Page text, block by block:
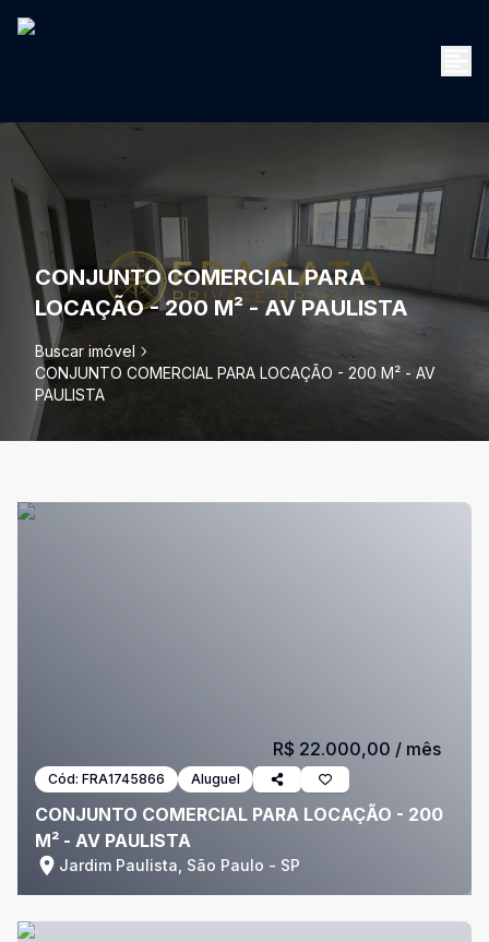
CONJUNTO COMERCIAL PARA
LOCAÇÃO - 200 M² - AV PAULISTA
Buscar imóvel
CONJUNTO COMERCIAL PARA LOCAÇÃO - 200 M² - AV
PAULISTA
Cód: FRA1745866 Aluguel
CONJUNTO COMERCIAL PARA LOCAÇÃO - 200
M² - AV PAULISTA
Jardim Paulista, São Paulo - SP
R$ 22.000,00 / mês